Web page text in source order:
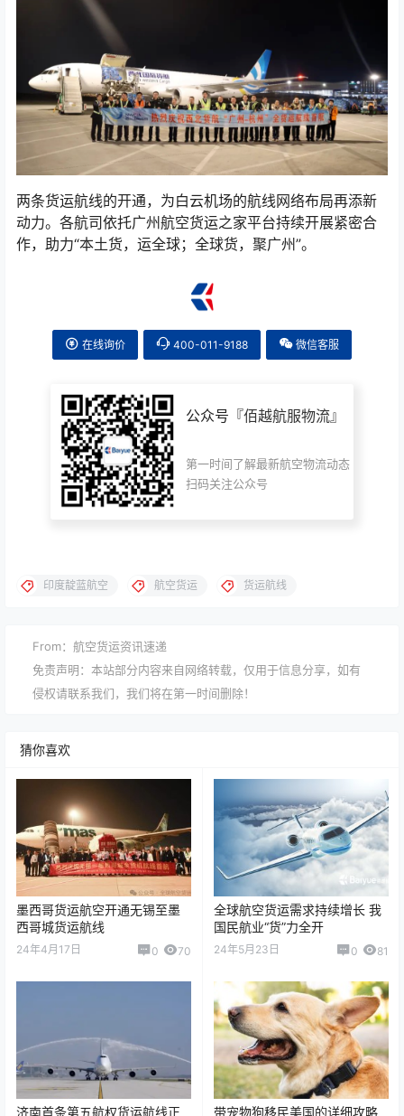
两条货运航线的开通，为白云机场的航线网络布局再添新
动力。各航司依托广州航空货运之家平台持续开展紧密合
作，助力“本土货，运全球；全球货，聚广州”。
在线询价 400-011-9188 微信客服
公众号『佰越航服物流』
第一时间了解最新航空物流动态
扫码关注公众号
印度靛蓝航空 航空货运 货运航线
From：航空货运资讯速递
免责声明：本站部分内容来自网络转载，仅用于信息分享，如有
侵权请联系我们，我们将在第一时间删除！
猜你喜欢
墨西哥货运航空开通无锡至墨
西哥城货运航线
24年4月17日 0 70
全球航空货运需求持续增长 我
国民航业“货”力全开
24年5月23日 0 81
济南首条第五航权货运航线正 带宠物狗移民美国的详细攻略